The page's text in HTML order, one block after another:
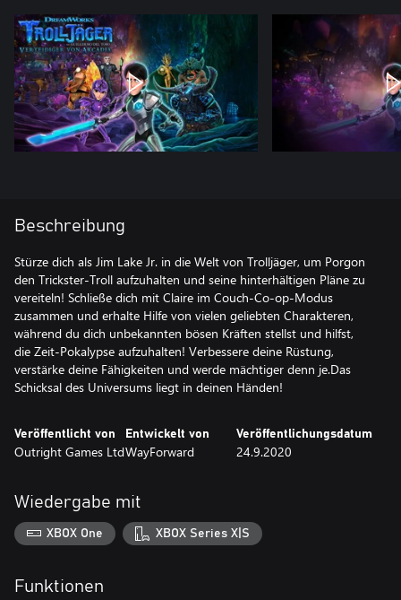
Beschreibung
Stürze dich als Jim Lake Jr. in die Welt von Trolljäger, um Porgon
den Trickster-Troll aufzuhalten und seine hinterhältigen Pläne zu
vereiteln! Schließe dich mit Claire im Couch-Co-op-Modus
zusammen und erhalte Hilfe von vielen geliebten Charakteren,
während du dich unbekannten bösen Kräften stellst und hilfst,
die Zeit-Pokalypse aufzuhalten! Verbessere deine Rüstung,
verstärke deine Fähigkeiten und werde mächtiger denn je.Das
Veröffentlicht von
Outright Games Ltd
Entwickelt von
WayForward
Veröffentlichungsdatum
24.9.2020
Wiedergabe mit
XBOX One XBOX Series X|S
Funktionen